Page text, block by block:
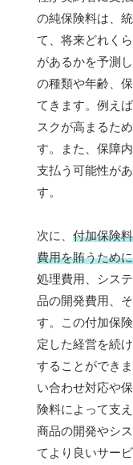
の純保険料は、
て、将来どれく
があるかを予測
の種類や年齢、
てきます。例え
スクが高まるた
す。また、保障
支払う可能性が
す。
次に、 付加保険
費用を賄うため
処理費用、シス
品の開発費用、
す。この付加保
定した経営を続
することができ
い合わせ対応や
険料によって支
商品の開発やシ
てより良いサー